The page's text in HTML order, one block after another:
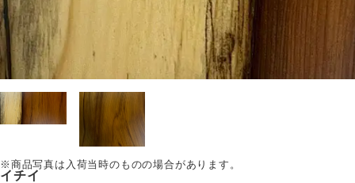
イチイ